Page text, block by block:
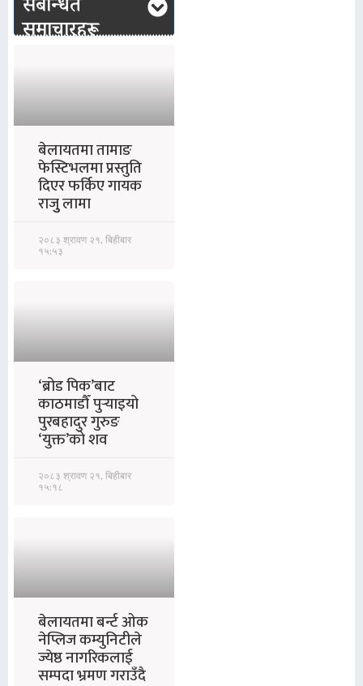
संबन्धित
समाचारहरू
बेलायतमा तामाङ
फेस्टिभलमा प्रस्तुति
दिएर फर्किए गायक
राजुु लामा
२०८३ श्रावण २१, बिहीबार
१५:५३
‘ब्रोड पिक’बाट
काठमाडौँ पुर्‍याइयो
पुरबहादुर गुरुङ
‘युक्त’को शव
२०८३ श्रावण २१, बिहीबार
१५:१८
बेलायतमा बर्न्ट ओक
नेप्लिज कम्युनिटीले
ज्येष्ठ नागरिकलाई
सम्पदा भ्रमण गराउँदै